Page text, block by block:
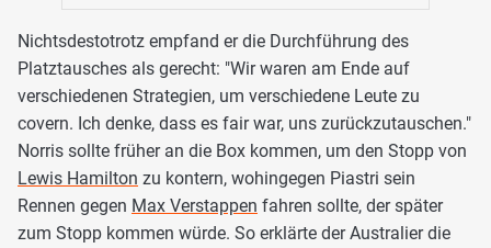
Nichtsdestotrotz empfand er die Durchführung des
Platztausches als gerecht: "Wir waren am Ende auf
verschiedenen Strategien, um verschiedene Leute zu
covern. Ich denke, dass es fair war, uns zurückzutauschen."
Norris sollte früher an die Box kommen, um den Stopp von
Lewis Hamilton zu kontern, wohingegen Piastri sein
Rennen gegen Max Verstappen fahren sollte, der später
zum Stopp kommen würde. So erklärte der Australier die